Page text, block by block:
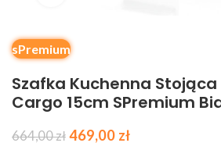
sPremium
Szafka Kuchenna
Cargo 15cm SPremium
664,00zł 469,00 zł